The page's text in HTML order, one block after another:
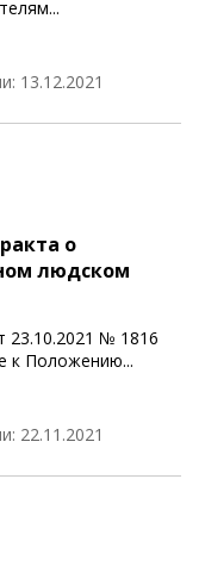
...
13.12.2021
о
людском
23.10.2021 № 1816
к Положению...
22.11.2021